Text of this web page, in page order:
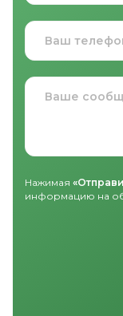
Нажимая
информацию на